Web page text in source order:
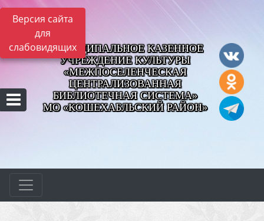
Версия сайта
для
слабовидящихМУНИЦИПАЛЬНОЕ КАЗЕННОЕ
УЧРЕЖДЕНИЕ КУЛЬТУРЫ
«МЕЖПОСЕЛЕНЧЕСКАЯ
ЦЕНТРАЛИЗОВАННАЯ
БИБЛИОТЕЧНАЯ СИСТЕМА»
МО «КОШЕХАБЛЬСКИЙ РАЙОН»